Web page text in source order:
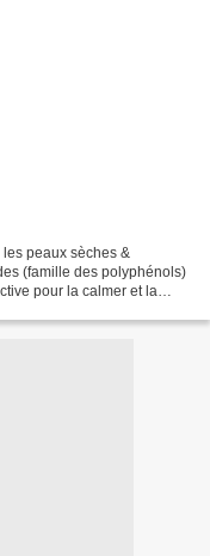
peaux sèches &
(famille des polyphénols)
pour la calmer et la